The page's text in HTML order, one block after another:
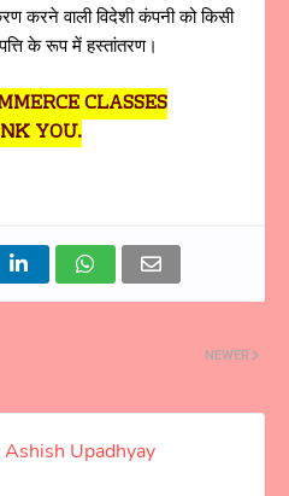
करने वाली विदेशी कंपनी को किसी
के रूप में हस्तांतरण।
CLASSES
YOU.
NEWER
Ashish Upadhyay